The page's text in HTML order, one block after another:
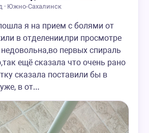
· Южно-Сахалинск
я на прием с болями от
в отделении,при просмотре
первых спираль
ещё сказала что очень рано
сказала поставили бы в
в от…